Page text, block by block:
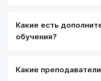
Какие есть
обучения?
Какие